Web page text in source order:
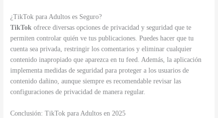
¿TikTok para Adultos es Seguro?
TikTok ofrece diversas opciones de privacidad y seguridad que te
permiten controlar quién ve tus publicaciones. Puedes hacer que tu
cuenta sea privada, restringir los comentarios y eliminar cualquier
contenido inapropiado que aparezca en tu feed. Además, la aplicación
implementa medidas de seguridad para proteger a los usuarios de
contenido dañino, aunque siempre es recomendable revisar las
configuraciones de privacidad de manera regular.
Conclusión: TikTok para Adultos en 2025